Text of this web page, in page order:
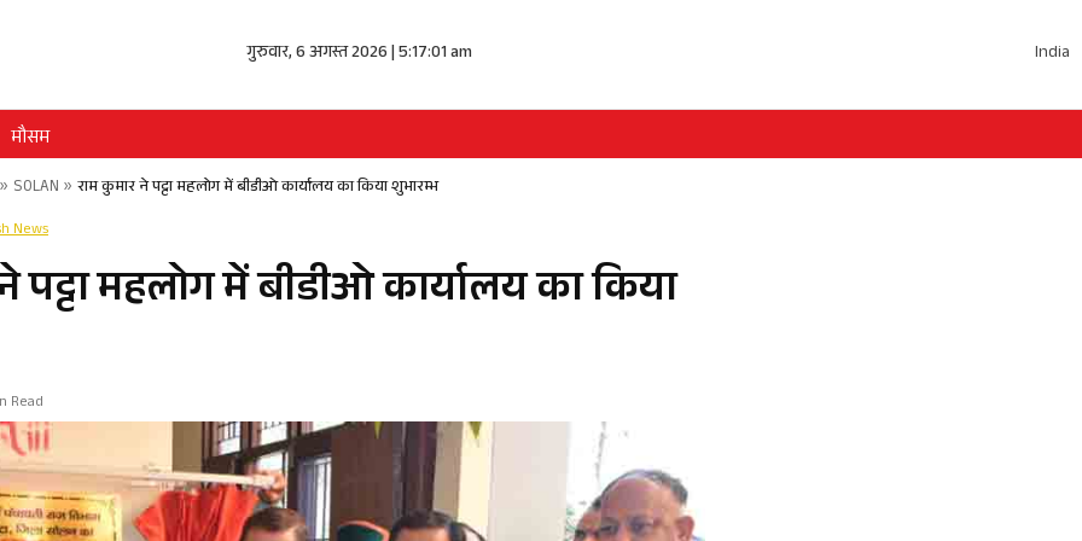
गुरुवार, 6 अगस्त 2026 | 5:17:02 am India
मौसम
» SOLAN » राम कुमार ने पट्टा महलोग में बीडीओ कार्यालय का किया शुभारम्भ
News
पट्टा महलोग में बीडीओ कार्यालय का किया
Read